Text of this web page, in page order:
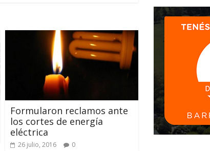
Formularon reclamos ante
los cortes de energía
eléctrica
26 julio, 2016 0